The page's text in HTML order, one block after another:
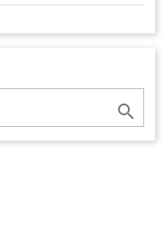
